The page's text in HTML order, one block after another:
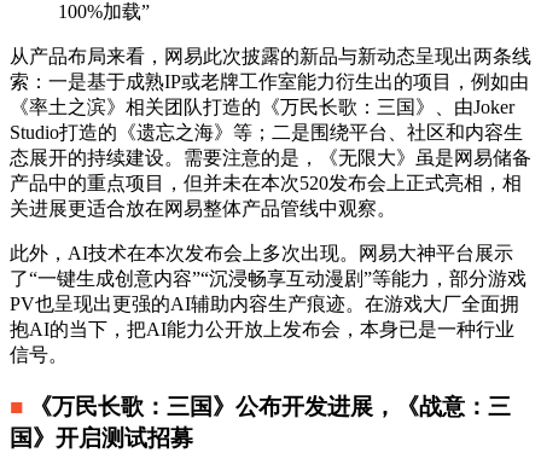
100%加载”
从产品布局来看，网易此次披露的新品与新动态呈现出两条线
索：一是基于成熟IP或老牌工作室能力衍生出的项目，例如由
《率土之滨》相关团队打造的《万民长歌：三国》、由Joker
Studio打造的《遗忘之海》等；二是围绕平台、社区和内容生
态展开的持续建设。需要注意的是，《无限大》虽是网易储备
产品中的重点项目，但并未在本次520发布会上正式亮相，相
关进展更适合放在网易整体产品管线中观察。
此外，AI技术在本次发布会上多次出现。网易大神平台展示
了“一键生成创意内容”“沉浸畅享互动漫剧”等能力，部分游戏
PV也呈现出更强的AI辅助内容生产痕迹。在游戏大厂全面拥
抱AI的当下，把AI能力公开放上发布会，本身已是一种行业
信号。
■ 《万民长歌：三国》公布开发进展，《战意：三
国》开启测试招募